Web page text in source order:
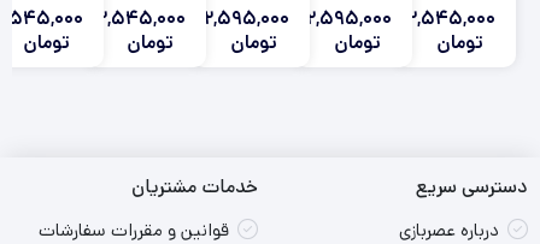
قیمت
2,545,000
تومان
قیمت
قیمت
2,595,000
تومان
قیمت
قیمت
2,595,000
تومان
قیمت
قیمت
2,545,000
تومان
قیمت
تومان
دسترسی سریع
درباره عصربازی
خدمات مشتریان
قوانین و مقررات سفارشات